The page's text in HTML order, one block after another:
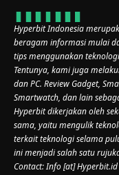
Hyperbit Indonesia
beragam informasi mulai
tips menggunakan
Tentunya, kami juga
dan PC. Review Gadget,
Smartwatch, dan lain
Hyperbit dikerjakan oleh
sama, yaitu mengulik
terkait teknologi selama
ini menjadi salah satu
Contact: Info [at] Hyperbit.id